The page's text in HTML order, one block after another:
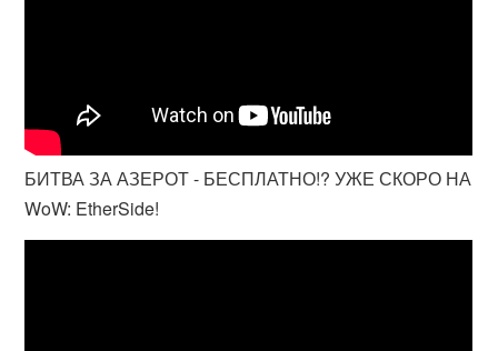
БИТВА ЗА АЗЕРОТ - БЕСПЛАТНО!? УЖЕ СКОРО НА
WoW: EtherSide!